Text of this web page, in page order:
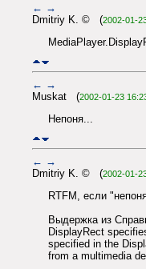
← →
Dmitriy K. © (2002-01-
← →
Muskat (2002-01-23
Непоня...
← →
Dmitriy K. © (2002-01-
RTFM, если
Выдержка из
DisplayRect
specified in the
from a multimedia